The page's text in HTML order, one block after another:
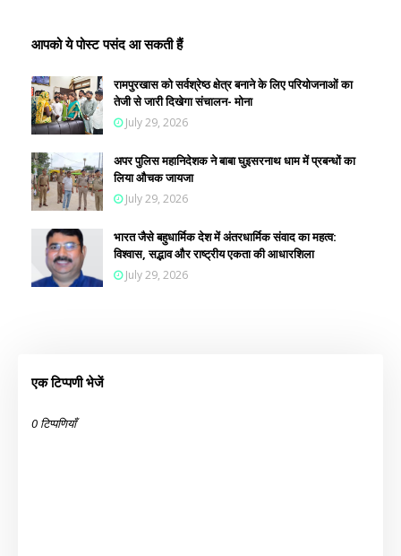
आपको ये पोस्ट पसंद आ सकती हैं
रामपुरखास को सर्वश्रेष्ठ क्षेत्र बनाने के लिए परियोजनाओं का
तेजी से जारी दिखेगा संचालन- मोना
July 29, 2026
अपर पुलिस महानिदेशक ने बाबा घुइसरनाथ धाम में प्रबन्धों का
लिया औचक जायजा
July 29, 2026
भारत जैसे बहुधार्मिक देश में अंतरधार्मिक संवाद का महत्व:
विश्वास, सद्भाव और राष्ट्रीय एकता की आधारशिला
July 29, 2026
एक टिप्पणी भेजें
0 टिप्पणियाँ